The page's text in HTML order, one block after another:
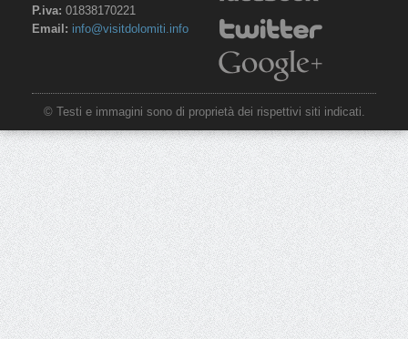
P.iva: 01838170221
Email: info@visitdolomiti.info
© Testi e immagini sono di proprietà dei rispettivi siti indicati.